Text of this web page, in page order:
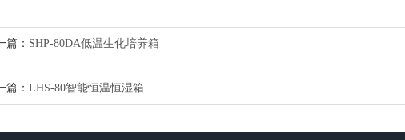
篇： SHP-80DA低温生化培养箱
篇： LHS-80智能恒温恒湿箱